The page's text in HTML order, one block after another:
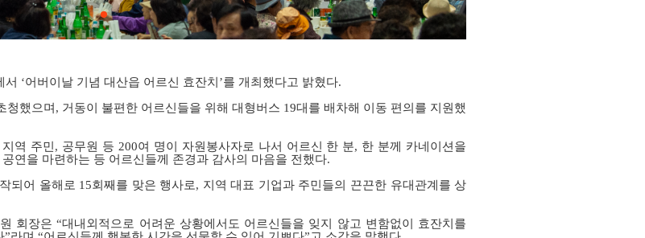
‘어버이날 기념 대산읍 어르신 효잔치’를 개최했다고 밝혔다.
청했으며 , 거동이 불편한 어르신들을 위해 대형버스 19대를 배차해 이동 편의를 지원했
역 주민 , 공무원 등 200여 명이 자원봉사자로 나서 어르신 한 분, 한 분께 카네이션을
연을 마련하는 등 어르신들께 존경과 감사의 마음을 전했다.
되어 올해로 15회째를 맞은 행사로, 지역 대표 기업과 주민들의 끈끈한 유대관계를 상
회장은 “대내외적으로 어려운 상황에서도 어르신들을 잊지 않고 변함없이 효잔치를